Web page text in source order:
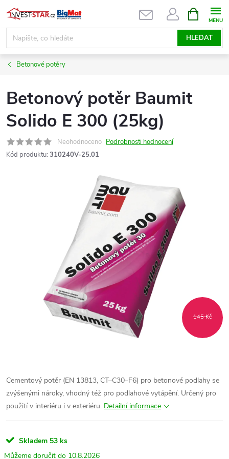
Přejít
na
obsah
HLEDAT
NÁKUPNÍ
KOŠÍK
Betonové potěry
Betonový potěr Baumit
Solido E 300 (25kg)
Neohodnoceno Podrobnosti hodnocení
Kód produktu: 310240V-25.01
145 Kč
Cementový potěr (EN 13813, CT–C30–F6) pro betonové podlahy se
zvýšenými nároky, vhodný též pro podlahové vytápění. Určený pro
použití v interiéru i v exteriéru. Detailní informace
Skladem 53 ks
10.8.2026